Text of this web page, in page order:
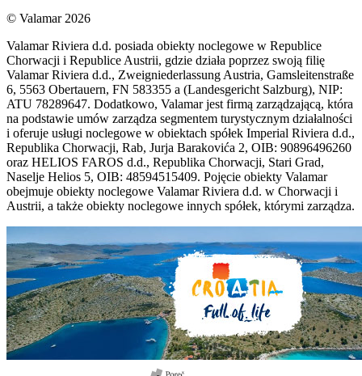
© Valamar 2026
Valamar Riviera d.d. posiada obiekty noclegowe w Republice
Chorwacji i Republice Austrii, gdzie działa poprzez swoją filię
Valamar Riviera d.d., Zweigniederlassung Austria, Gamsleitenstraße
6, 5563 Obertauern, FN 583355 a (Landesgericht Salzburg), NIP:
ATU 78289647. Dodatkowo, Valamar jest firmą zarządzającą, która
na podstawie umów zarządza segmentem turystycznym działalności
i oferuje usługi noclegowe w obiektach spółek Imperial Riviera d.d.,
Republika Chorwacji, Rab, Jurja Barakovića 2, OIB: 90896496260
oraz HELIOS FAROS d.d., Republika Chorwacji, Stari Grad,
Naselje Helios 5, OIB: 48594515409. Pojęcie obiekty Valamar
obejmuje obiekty noclegowe Valamar Riviera d.d. w Chorwacji i
Austrii, a także obiekty noclegowe innych spółek, którymi zarządza.